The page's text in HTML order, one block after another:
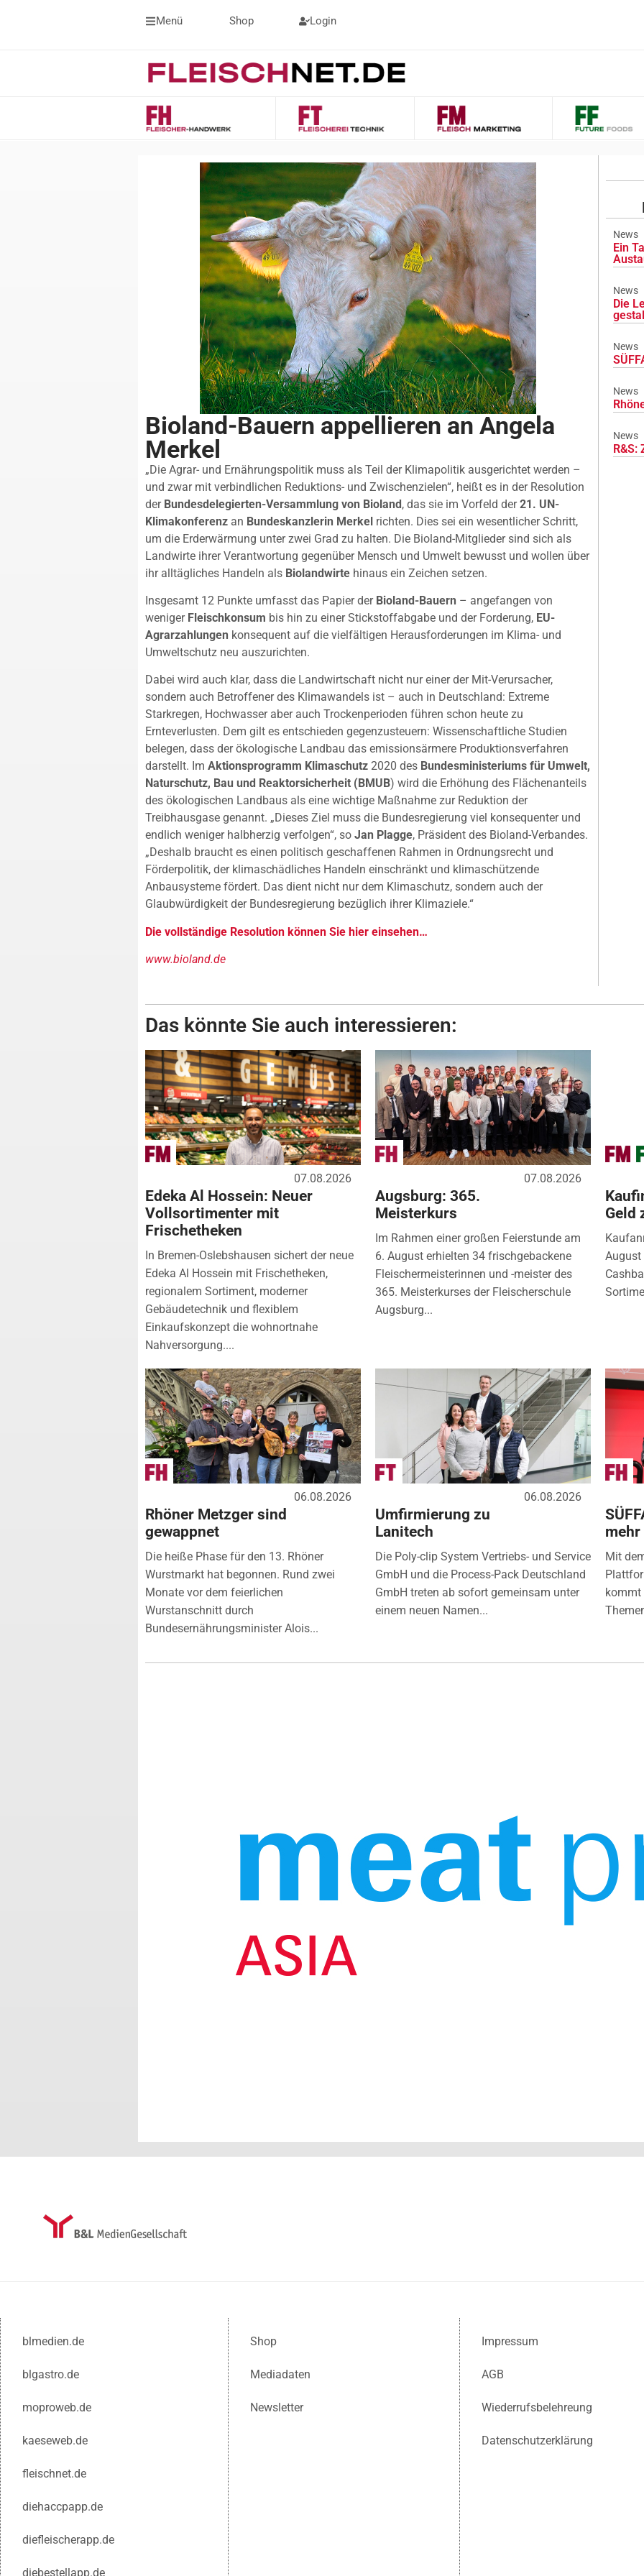
Menü Shop Login
Bioland-Bauern appellieren an Angela
Merkel
„Die Agrar- und Ernährungspolitik muss als Teil der Klimapolitik ausgerichtet werden –
und zwar mit verbindlichen Reduktions- und Zwischenzielen“, heißt es in der Resolution
derBundesdelegierten-Versammlung von Bioland, das sie im Vorfeld der21. UN-
Klimakonferenz an Bundeskanzlerin Merkel richten. Dies sei ein wesentlicher Schritt,
um die Erderwärmung unter zwei Grad zu halten. Die Bioland-Mitglieder sind sich als
Landwirte ihrer Verantwortung gegenüber Mensch und Umwelt bewusst und wollen über
ihr alltägliches Handeln als Biolandwirte hinaus ein Zeichen setzen.
Insgesamt 12 Punkte umfasst das Papier der Bioland-Bauern – angefangen von
weniger Fleischkonsum bis hin zu einer Stickstoffabgabe und der Forderung, EU-
Agrarzahlungen konsequent auf die vielfältigen Herausforderungen im Klima- und
Umweltschutz neu auszurichten.
Dabei wird auch klar, dass die Landwirtschaft nicht nur einer der Mit-Verursacher,
sondern auch Betroffener des Klimawandels ist – auch in Deutschland: Extreme
Starkregen, Hochwasser aber auch Trockenperioden führen schon heute zu
Ernteverlusten. Dem gilt es entschieden gegenzusteuern: Wissenschaftliche Studien
belegen, dass der ökologische Landbau das emissionsärmere Produktionsverfahren
darstellt. Im Aktionsprogramm Klimaschutz 2020 des Bundesministeriums für Umwelt,
Naturschutz, Bau und Reaktorsicherheit (BMUB) wird die Erhöhung des Flächenanteils
des ökologischen Landbaus als eine wichtige Maßnahme zur Reduktion der
Treibhausgase genannt. „Dieses Ziel muss die Bundesregierung viel konsequenter und
endlich weniger halbherzig verfolgen“, so Jan Plagge, Präsident des Bioland-Verbandes.
„Deshalb braucht es einen politisch geschaffenen Rahmen in Ordnungsrecht und
Förderpolitik, der klimaschädliches Handeln einschränkt und klimaschützende
Anbausysteme fördert. Das dient nicht nur dem Klimaschutz, sondern auch der
Glaubwürdigkeit der Bundesregierung bezüglich ihrer Klimaziele.“
Die vollständige Resolution können Sie hier einsehen…
www.bioland.de
News
Ein
News
Die
News
News
News
R&S:
Das könnte Sie auch interessieren:
07.08.2026
Edeka Al Hossein: Neuer
Vollsortimenter mit
Frischetheken
In Bremen-Oslebshausen sichert der neue
Edeka Al Hossein mit Frischetheken,
regionalem Sortiment, moderner
Gebäudetechnik und flexiblem
Einkaufskonzept die wohnortnahe
Nahversorgung....
07.08.2026
Augsburg: 365.
Meisterkurs
Im Rahmen einer großen Feierstunde am
6. August erhielten 34 frischgebackene
Fleischermeisterinnen und -meister des
365. Meisterkurses der Fleischerschule
Augsburg...
Geld
August
06.08.2026
Rhöner Metzger sind
gewappnet
Die heiße Phase für den 13. Rhöner
Wurstmarkt hat begonnen. Rund zwei
Monate vor dem feierlichen
Wurstanschnitt durch
Bundesernährungsminister Alois...
06.08.2026
Umfirmierung zu
Lanitech
Die Poly-clip System Vertriebs- und Service
GmbH und die Process-Pack Deutschland
GmbH treten ab sofort gemeinsam unter
einem neuen Namen...
mehr
Mit
kommt
blmedien.de
blgastro.de
moproweb.de
kaeseweb.de
fleischnet.de
diehaccpapp.de
diefleischerapp.de
diebestellapp.de
Shop
Mediadaten
Newsletter
Impressum
AGB
Wiederrufsbelehreung
Datenschutzerklärung